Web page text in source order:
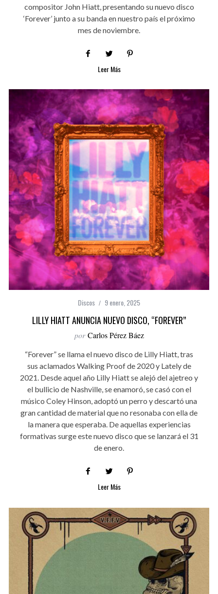
compositor John Hiatt, presentando su nuevo disco
‘Forever’ junto a su banda en nuestro país el próximo
mes de noviembre.
Leer Más
Discos 9 enero, 2025
LILLY HIATT ANUNCIA NUEVO DISCO, “FOREVER”
por Carlos Pérez Báez
“Forever” se llama el nuevo disco de Lilly Hiatt, tras
sus aclamados Walking Proof de 2020 y Lately de
2021. Desde aquel año Lilly Hiatt se alejó del ajetreo y
el bullicio de Nashville, se enamoró, se casó con el
músico Coley Hinson, adoptó un perro y descartó una
gran cantidad de material que no resonaba con ella de
la manera que esperaba. De aquellas experiencias
formativas surge este nuevo disco que se lanzará el 31
de enero.
Leer Más